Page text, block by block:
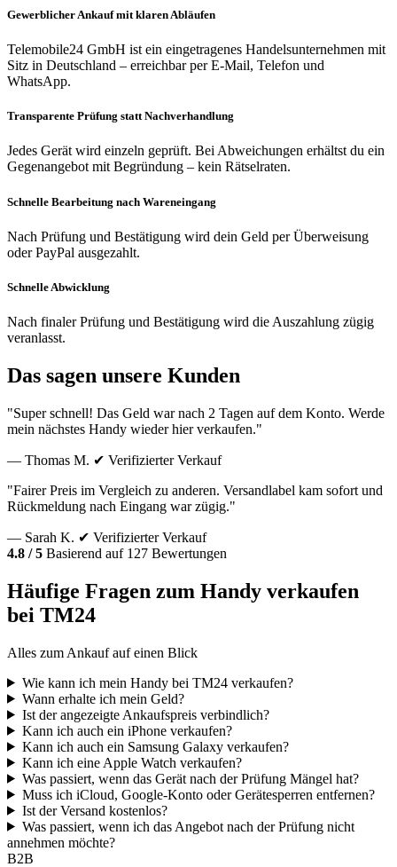
Gewerblicher Ankauf mit klaren Abläufen
Telemobile24 GmbH ist ein eingetragenes Handelsunternehmen mit
Sitz in Deutschland – erreichbar per E-Mail, Telefon und
WhatsApp.
Transparente Prüfung statt Nachverhandlung
Jedes Gerät wird einzeln geprüft. Bei Abweichungen erhältst du ein
Gegenangebot mit Begründung – kein Rätselraten.
Schnelle Bearbeitung nach Wareneingang
Nach Prüfung und Bestätigung wird dein Geld per Überweisung
oder PayPal ausgezahlt.
Schnelle Abwicklung
Nach finaler Prüfung und Bestätigung wird die Auszahlung zügig
veranlasst.
Das sagen unsere Kunden
"Super schnell! Das Geld war nach 2 Tagen auf dem Konto. Werde
mein nächstes Handy wieder hier verkaufen."
— Thomas M. ✔ Verifizierter Verkauf
"Fairer Preis im Vergleich zu anderen. Versandlabel kam sofort und
Rückmeldung nach Eingang war zügig."
— Sarah K. ✔ Verifizierter Verkauf
4.8 / 5 Basierend auf 127 Bewertungen
Häufige Fragen zum Handy verkaufen
bei TM24
Alles zum Ankauf auf einen Blick
Wie kann ich mein Handy bei TM24 verkaufen?
Wann erhalte ich mein Geld?
Ist der angezeigte Ankaufspreis verbindlich?
Kann ich auch ein iPhone verkaufen?
Kann ich auch ein Samsung Galaxy verkaufen?
Kann ich eine Apple Watch verkaufen?
Was passiert, wenn das Gerät nach der Prüfung Mängel hat?
Muss ich iCloud, Google-Konto oder Gerätesperren entfernen?
Ist der Versand kostenlos?
Was passiert, wenn ich das Angebot nach der Prüfung nicht
annehmen möchte?
B2B